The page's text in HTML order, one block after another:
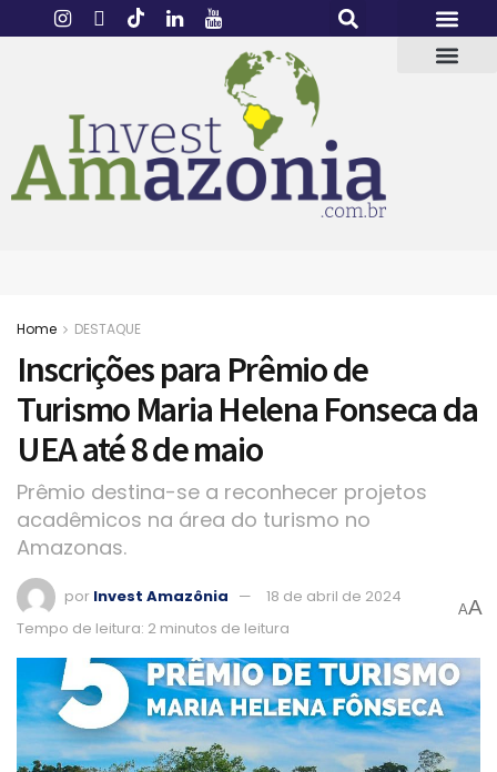
Home DESTAQUE
Inscrições para Prêmio de
Turismo Maria Helena Fonseca da
UEA até 8 de maio
Prêmio destina-se a reconhecer projetos
acadêmicos na área do turismo no
Amazonas.
por Invest Amazônia
18 de abril de 2024
Tempo de leitura: 2 minutos de leitura
AA